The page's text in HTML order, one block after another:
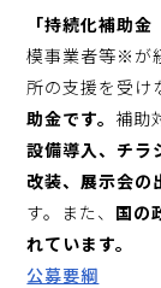
「持続化補助
模事業者等※が
所の支援を受け
助金です。 補助
設備導入、チラ
改装、展示会の
す。また、 国の
れています。
公募要綱